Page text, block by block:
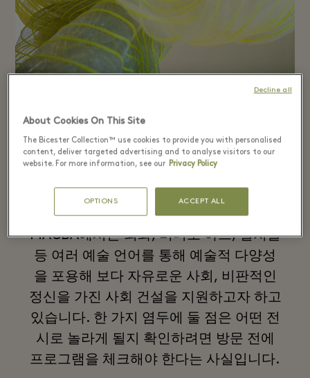
년 전부터 스케이터 천국이 되었죠)에 현
들러야 하는 보물이 위치해 있습니다.
MACBA에서는 회화, 비디오 아트, 설치물
등 여러 예술 언어를 통해 예술적 다양성
을 포용해 보다 자유로운 사회, 비판적인
정신을 가진 사회 건설을 지원하고자 하고
있습니다. 한 가지 염두에 둘 점은 어떤 전
시로 놀라게 될지 확인하려면 방문 전에
프로그램을 체크해야 한다는 사실입니다.
About Cookies On This Site
The Bicester Collection™ use cookies to provide you with personalised
content, deliver targeted advertising and to analyse visitors to our
website. For more information, see our Privacy Policy
OPTIONS ACCEPT ALL
Decline all